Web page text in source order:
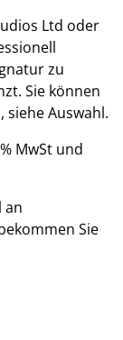
Ltd oder
zu
Sie können
Auswahl.
MwSt und
an
Sie